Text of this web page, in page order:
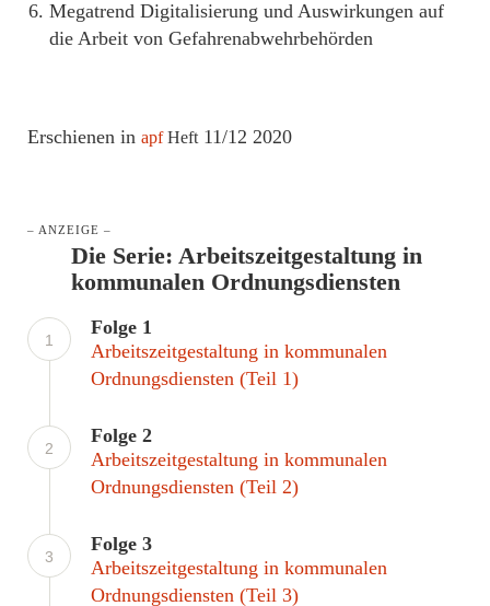
Megatrend Digitalisierung und Auswirkungen auf
die Arbeit von Gefahrenabwehrbehörden
Erschienen in apfHeft 11/12 2020
– ANZEIGE –
Die Serie: Arbeitszeitgestaltung in
kommunalen Ordnungsdiensten
1
Folge 1
Arbeitszeitgestaltung in kommunalen
Ordnungsdiensten (Teil 1)
2
Folge 2
Arbeitszeitgestaltung in kommunalen
Ordnungsdiensten (Teil 2)
3
Folge 3
Arbeitszeitgestaltung in kommunalen
Ordnungsdiensten (Teil 3)